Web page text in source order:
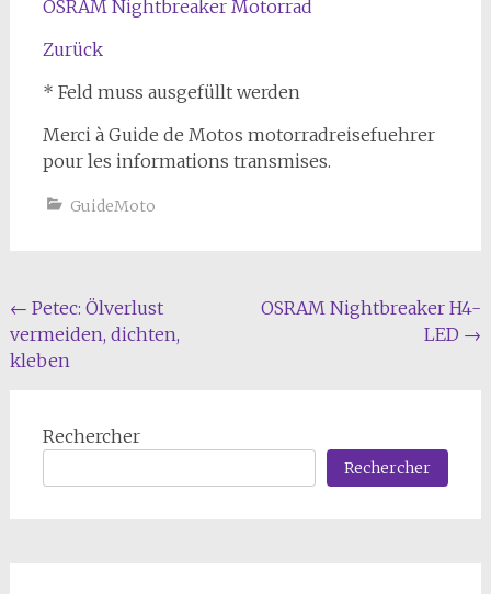
OSRAM Nightbreaker Motorrad
Zurück
* Feld muss ausgefüllt werden
Merci à Guide de Motos motorradreisefuehrer
pour les informations transmises.
GuideMoto
Navigation
de
← Petec: Ölverlust
vermeiden, dichten,
kleben
OSRAM Nightbreaker H4-
LED →
Rechercher
Rechercher